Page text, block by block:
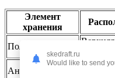
Элемент
хранения
Полки
Верхняя
Антресоли
skedraft.ru
Would like to send